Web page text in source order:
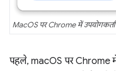
MacOS पर Chrome में
पहले, macOS पर Chrome